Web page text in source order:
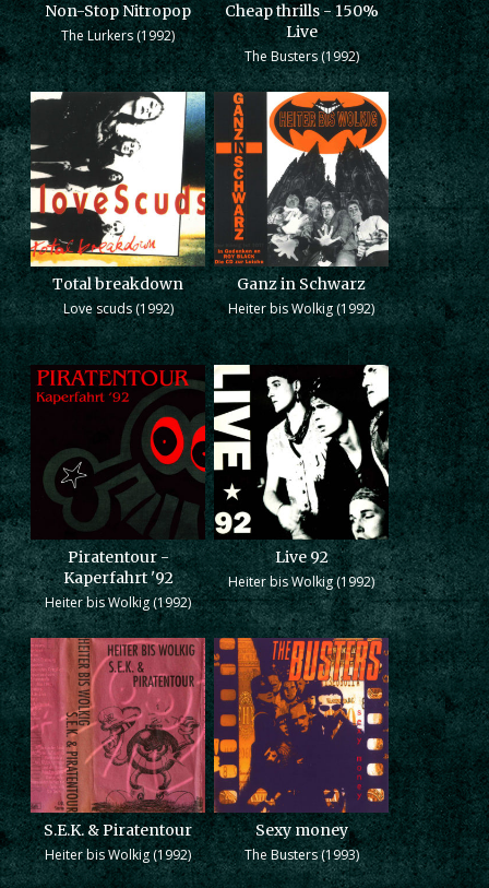
Non-Stop Nitropop
The Lurkers (1992)
Cheap thrills - 150%
Live
The Busters (1992)
Total breakdown
Love scuds (1992)
Ganz in Schwarz
Heiter bis Wolkig (1992)
Piratentour -
Kaperfahrt '92
Heiter bis Wolkig (1992)
Live 92
Heiter bis Wolkig (1992)
S.E.K. & Piratentour
Heiter bis Wolkig (1992)
Sexy money
The Busters (1993)